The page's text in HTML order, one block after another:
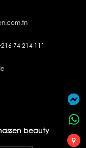
74 214 111
beauty